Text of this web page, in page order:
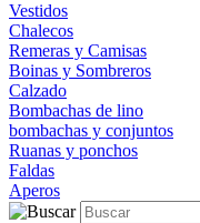
Vestidos
Chalecos
Remeras y Camisas
Boinas y Sombreros
Calzado
Bombachas de lino
bombachas y conjuntos
Ruanas y ponchos
Faldas
Aperos